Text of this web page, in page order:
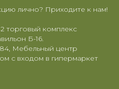
лично? Приходите к нам!
торговый комплекс
Б-16.
Мебельный центр
с входом в гипермаркет